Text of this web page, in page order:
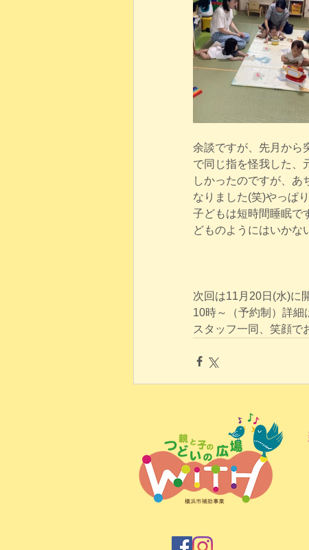
余談ですが、先月から
で同じ指を怪我した、
しかったのですが、あ
なりました(笑)やっぱ
子どもは短時間睡眠で
どものようにはいかな
次回は11月20日(水)に
10時～（予約制）詳細
スタッフ一同、笑顔で